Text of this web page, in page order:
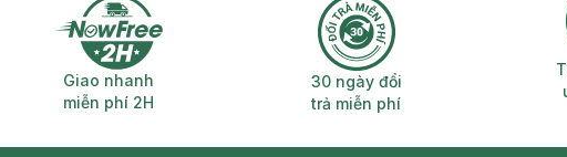
hàng Giao nhanh miễn phí 2H
Giao nhanh
miễn phí 2H
30 ngày đổi trả miễn phí
30 ngày đổi
trả miễn phí